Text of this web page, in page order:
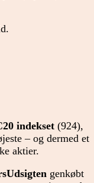
indekset (924),
– og dermed et
aktier.
genkøbt